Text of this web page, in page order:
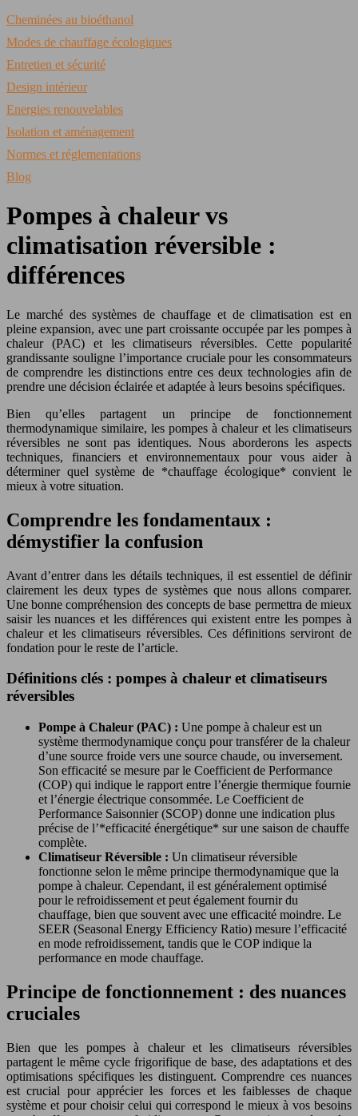
Cheminées au bioéthanol
Modes de chauffage écologiques
Entretien et sécurité
Design intérieur
Energies renouvelables
Isolation et aménagement
Normes et réglementations
Blog
Pompes à chaleur vs
climatisation réversible :
différences
Le marché des systèmes de chauffage et de climatisation est en
pleine expansion, avec une part croissante occupée par les pompes à
chaleur (PAC) et les climatiseurs réversibles. Cette popularité
grandissante souligne l’importance cruciale pour les consommateurs
de comprendre les distinctions entre ces deux technologies afin de
prendre une décision éclairée et adaptée à leurs besoins spécifiques.
Bien qu’elles partagent un principe de fonctionnement
thermodynamique similaire, les pompes à chaleur et les climatiseurs
réversibles ne sont pas identiques. Nous aborderons les aspects
techniques, financiers et environnementaux pour vous aider à
déterminer quel système de *chauffage écologique* convient le
mieux à votre situation.
Comprendre les fondamentaux :
démystifier la confusion
Avant d’entrer dans les détails techniques, il est essentiel de définir
clairement les deux types de systèmes que nous allons comparer.
Une bonne compréhension des concepts de base permettra de mieux
saisir les nuances et les différences qui existent entre les pompes à
chaleur et les climatiseurs réversibles. Ces définitions serviront de
fondation pour le reste de l’article.
Définitions clés : pompes à chaleur et climatiseurs
réversibles
Pompe à Chaleur (PAC) : Une pompe à chaleur est un
système thermodynamique conçu pour transférer de la chaleur
d’une source froide vers une source chaude, ou inversement.
Son efficacité se mesure par le Coefficient de Performance
(COP) qui indique le rapport entre l’énergie thermique fournie
et l’énergie électrique consommée. Le Coefficient de
Performance Saisonnier (SCOP) donne une indication plus
précise de l’*efficacité énergétique* sur une saison de chauffe
complète.
Climatiseur Réversible : Un climatiseur réversible
fonctionne selon le même principe thermodynamique que la
pompe à chaleur. Cependant, il est généralement optimisé
pour le refroidissement et peut également fournir du
chauffage, bien que souvent avec une efficacité moindre. Le
SEER (Seasonal Energy Efficiency Ratio) mesure l’efficacité
en mode refroidissement, tandis que le COP indique la
performance en mode chauffage.
Principe de fonctionnement : des nuances
cruciales
Bien que les pompes à chaleur et les climatiseurs réversibles
partagent le même cycle frigorifique de base, des adaptations et des
optimisations spécifiques les distinguent. Comprendre ces nuances
est crucial pour apprécier les forces et les faiblesses de chaque
système et pour choisir celui qui correspond le mieux à vos besoins